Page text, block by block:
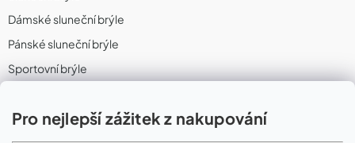
Pro nejlepší zážitek z nakupování
Dámské sluneční brýle
Pánské sluneční brýle
Sportovní brýle
Sportovní dioptrické brýle